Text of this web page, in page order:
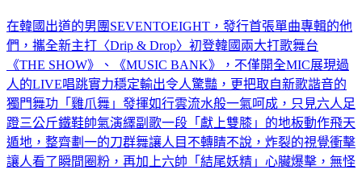
在韓國出道的男團SEVENTOEIGHT，發行首張單曲專輯的他
們，攜全新主打〈Drip & Drop〉初登韓國兩大打歌舞台
《THE SHOW》、《MUSIC BANK》，不僅開全MIC展現過
人的LIVE唱跳實力穩定輸出令人驚豔，更把取自新歌諧音的
獨門舞功「雞爪舞」發揮如行雲流水般一氣呵成，只見六人足
蹬三公斤鐵鞋帥氣演繹副歌一段「獻上雙膝」的地板動作飛天
遁地，整齊劃一的刀群舞讓人目不轉睛不說，炸裂的視覺衝擊
讓人看了瞬間圈粉，再加上六帥「結尾妖精」心臟爆擊，無怪